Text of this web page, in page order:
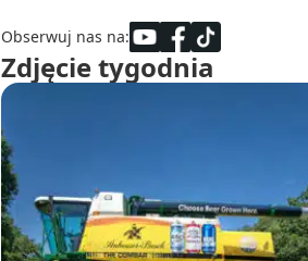
Obserwuj nas na:
Zdjęcie tygodnia